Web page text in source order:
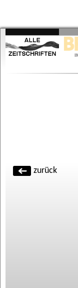
zurück